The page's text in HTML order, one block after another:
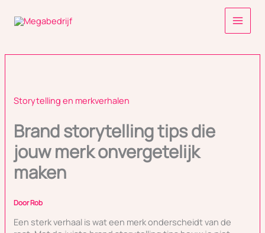
naar
Storytelling en merkverhalen
Brand storytelling tips die
jouw merk onvergetelijk
maken
DoorRob
Een sterk verhaal is wat een merk onderscheidt van de